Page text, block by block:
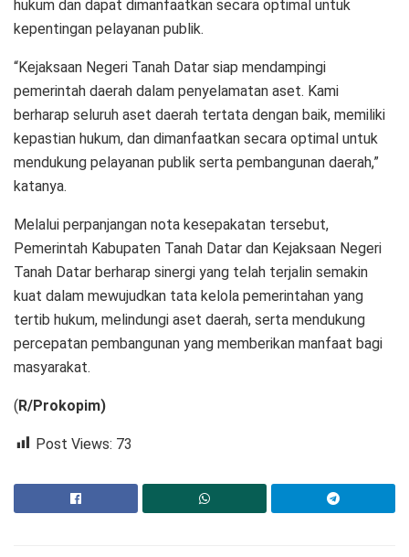
hukum dan dapat dimanfaatkan secara optimal untuk
kepentingan pelayanan publik.
“Kejaksaan Negeri Tanah Datar siap mendampingi
pemerintah daerah dalam penyelamatan aset. Kami
berharap seluruh aset daerah tertata dengan baik, memiliki
kepastian hukum, dan dimanfaatkan secara optimal untuk
mendukung pelayanan publik serta pembangunan daerah,”
katanya.
Melalui perpanjangan nota kesepakatan tersebut,
Pemerintah Kabupaten Tanah Datar dan Kejaksaan Negeri
Tanah Datar berharap sinergi yang telah terjalin semakin
kuat dalam mewujudkan tata kelola pemerintahan yang
tertib hukum, melindungi aset daerah, serta mendukung
percepatan pembangunan yang memberikan manfaat bagi
masyarakat.
(R/Prokopim)
Post Views: 73